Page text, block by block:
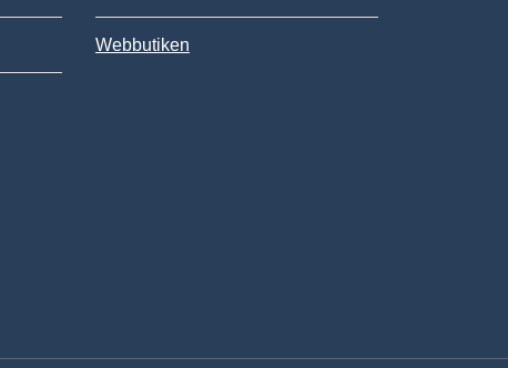
Webbutiken